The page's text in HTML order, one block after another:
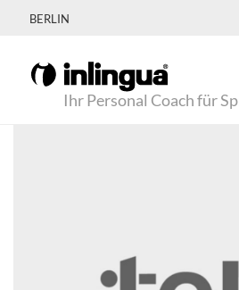
BERLIN
Ihr Personal Coach für